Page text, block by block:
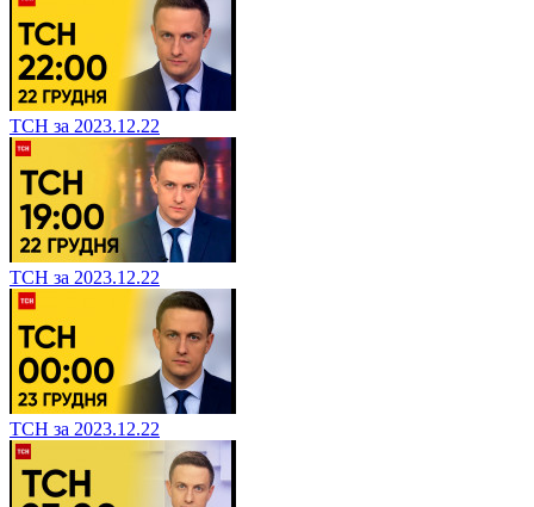
ТСН за 2023.12.22
ТСН за 2023.12.22
ТСН за 2023.12.22